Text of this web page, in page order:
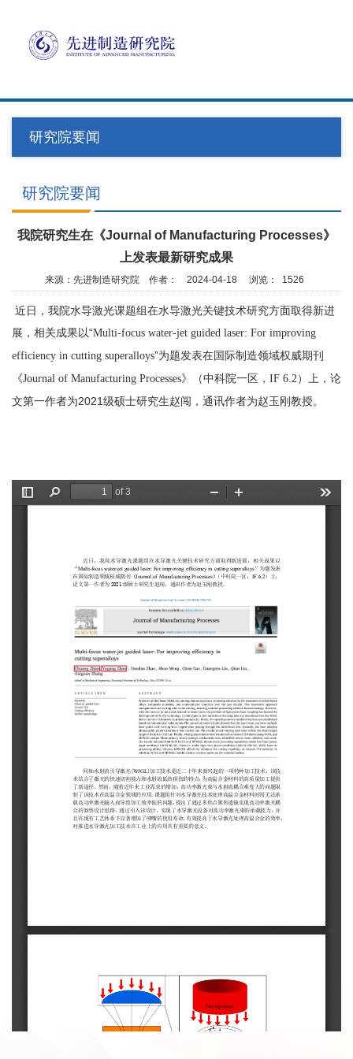
研究院要闻
研究院要闻
我院研究生在《Journal of Manufacturing Processes》
上发表最新研究成果
来源：先进制造研究院 作者： 2024-04-18 浏览： 1526
近日，我院水导激光课题组在水导激光关键技术研究方面取得新进
展，相关成果以“Multi-focus water-jet guided laser: For improving
efficiency in cutting superalloys”为题发表在国际制造领域权威期刊
《Journal of Manufacturing Processes》（中科院一区， IF 6.2）上，论
文第一作者为2021级硕士研究生赵闯，通讯作者为赵玉刚教授。